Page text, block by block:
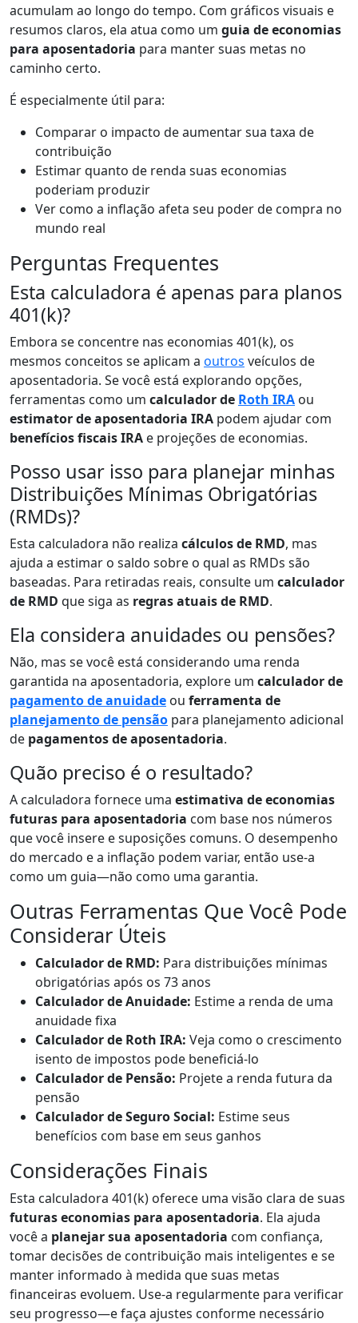
acumulam ao longo do tempo. Com gráficos visuais e
resumos claros, ela atua como um guia de economias
para aposentadoria para manter suas metas no
caminho certo.
É especialmente útil para:
Comparar o impacto de aumentar sua taxa de
contribuição
Estimar quanto de renda suas economias
poderiam produzir
Ver como a inflação afeta seu poder de compra no
mundo real
Perguntas Frequentes
Esta calculadora é apenas para planos
401(k)?
Embora se concentre nas economias 401(k), os
mesmos conceitos se aplicam a outros veículos de
aposentadoria. Se você está explorando opções,
ferramentas como um calculador de Roth IRA ou
estimator de aposentadoria IRA podem ajudar com
benefícios fiscais IRA e projeções de economias.
Posso usar isso para planejar minhas
Distribuições Mínimas Obrigatórias
(RMDs)?
Esta calculadora não realiza cálculos de RMD, mas
ajuda a estimar o saldo sobre o qual as RMDs são
baseadas. Para retiradas reais, consulte um calculador
de RMD que siga as regras atuais de RMD.
Ela considera anuidades ou pensões?
Não, mas se você está considerando uma renda
garantida na aposentadoria, explore um calculador de
pagamento de anuidade ou ferramenta de
planejamento de pensão para planejamento adicional
de pagamentos de aposentadoria.
Quão preciso é o resultado?
A calculadora fornece uma estimativa de economias
futuras para aposentadoria com base nos números
que você insere e suposições comuns. O desempenho
do mercado e a inflação podem variar, então use-a
como um guia—não como uma garantia.
Outras Ferramentas Que Você Pode
Considerar Úteis
Calculador de RMD: Para distribuições mínimas
obrigatórias após os 73 anos
Calculador de Anuidade: Estime a renda de uma
anuidade fixa
Calculador de Roth IRA: Veja como o crescimento
isento de impostos pode beneficiá-lo
Calculador de Pensão: Projete a renda futura da
pensão
Calculador de Seguro Social: Estime seus
benefícios com base em seus ganhos
Considerações Finais
Esta calculadora 401(k) oferece uma visão clara de suas
futuras economias para aposentadoria. Ela ajuda
você a planejar sua aposentadoria com confiança,
tomar decisões de contribuição mais inteligentes e se
manter informado à medida que suas metas
financeiras evoluem. Use-a regularmente para verificar
seu progresso—e faça ajustes conforme necessário